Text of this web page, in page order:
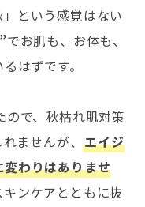
という感覚はない
でお肌も、お体も、
はずです。
で、秋枯れ肌対策
ませんが、エイジ
わりはありませ
ンケアとともに抜